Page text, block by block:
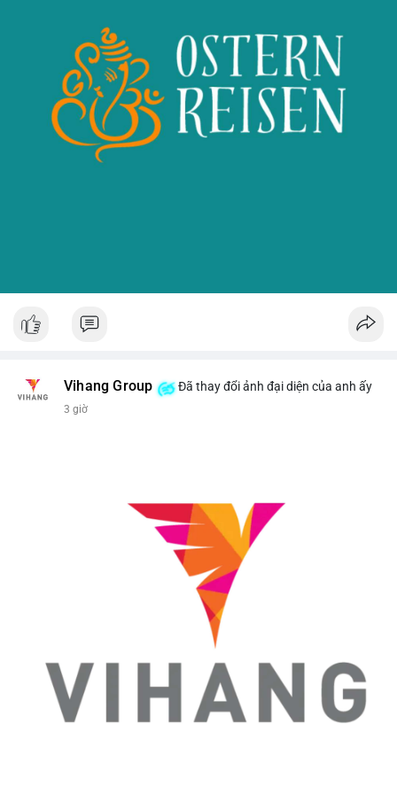
Vihang Group Đã thay đổi ảnh đại diện của anh ấy
3 giờ